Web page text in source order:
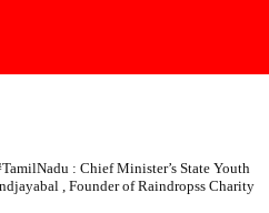
: Chief Minister’s State Youth
, Founder of Raindropss Charity